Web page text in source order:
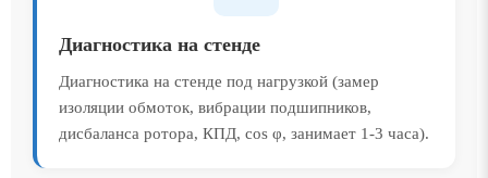
Диагностика на стенде
Диагностика на стенде под нагрузкой (замер
изоляции обмоток, вибрации подшипников,
дисбаланса ротора, КПД, cos φ, занимает 1-3 часа).